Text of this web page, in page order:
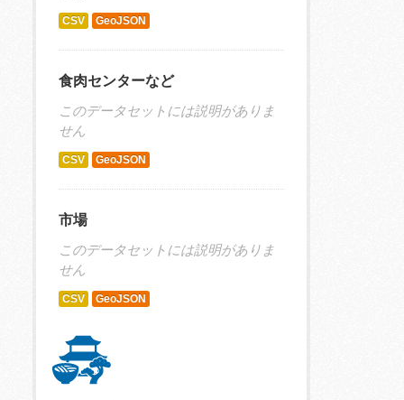
CSV GeoJSON
食肉センターなど
このデータセットには説明がありま
せん
CSV GeoJSON
市場
このデータセットには説明がありま
せん
CSV GeoJSON